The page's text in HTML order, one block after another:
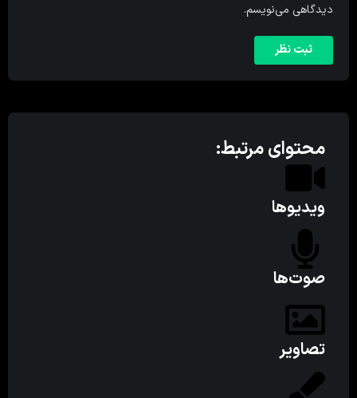
دیدگاهی می‌نویسم.
محتوای مرتبط:
ویدیوها
صوت‌ها
تصاویر